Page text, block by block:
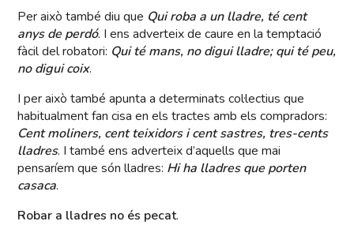
Per això també diu que Qui roba a un lladre, té cent
anys de perdó. I ens adverteix de caure en la temptació
fàcil del robatori: Qui té mans, no digui lladre; qui té peu,
no digui coix.
I per això també apunta a determinats col·lectius que
habitualment fan cisa en els tractes amb els compradors:
Cent moliners, cent teixidors i cent sastres, tres-cents
lladres. I també ens adverteix d’aquells que mai
pensaríem que són lladres: Hi ha lladres que porten
casaca.
Robar a lladres no és pecat.